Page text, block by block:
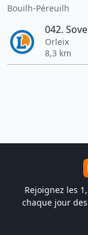
Bouilh-Péreuilh
042.
Orleix
8,3 km
Rejoignez les
chaque jour